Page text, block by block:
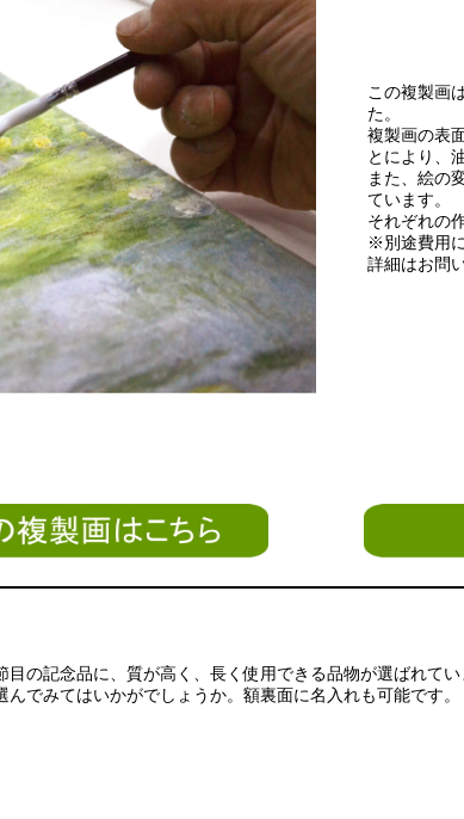
この複製画
た。
複製画の表
とにより、
また、絵の
ています。
それぞれの
※別途費用
詳細はお問
の記念品に、質が高く、長く使用できる品物が選ばれてい
でみてはいかがでしょうか。額裏面に名入れも可能です。